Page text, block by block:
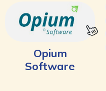
Opium
Software